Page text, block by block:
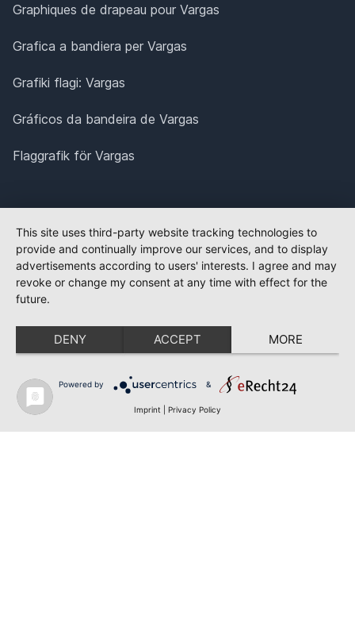
Graphiques de drapeau pour Vargas
Grafica a bandiera per Vargas
Grafiki flagi: Vargas
Gráficos da bandeira de Vargas
Flaggrafik för Vargas
This site uses third-party website tracking technologies to
provide and continually improve our services, and to display
advertisements according to users' interests. I agree and may
revoke or change my consent at any time with effect for the
future.
DENY ACCEPT MORE
Powered by &
Imprint Privacy Policy